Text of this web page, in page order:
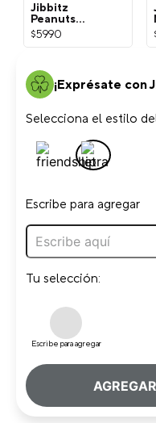
Jibbitz
Peanuts
Snoopy
Blanco Crocs
$5990
¡Exprésate con
Selecciona el estilo
Escribe para agregar
Tu selección:
Escribe para agregar